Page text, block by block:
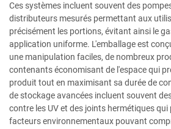
Ces systèmes incluent souvent des
distributeurs mesurés permettant aux
précisément les portions, évitant ainsi le
application uniforme. L'emballage est
une manipulation faciles, de nombreux
contenants économisant de l'espace qui
produit tout en maximisant sa durée de
de stockage avancées incluent souvent
contre les UV et des joints hermétiques
facteurs environnementaux pouvant